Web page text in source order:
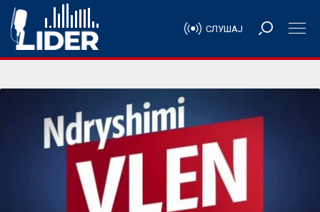
СЛУШАЈ